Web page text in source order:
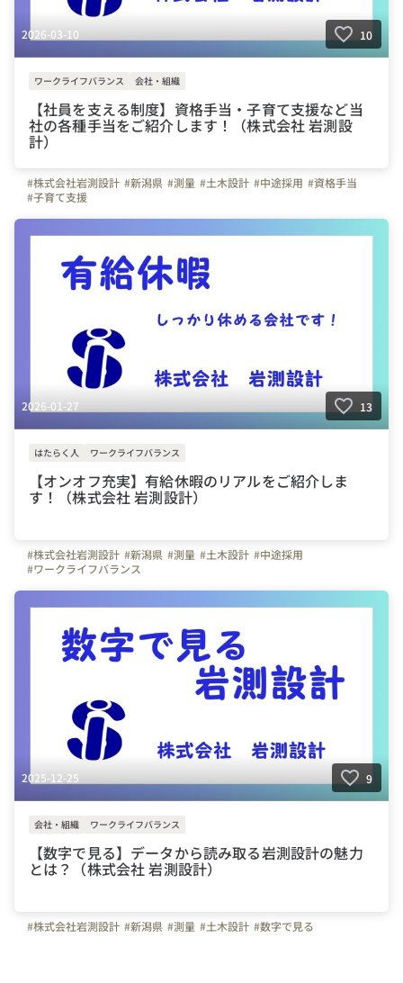
2026-03-10 10
ワークライフバランス 会社・組織
【社員を支える制度】資格手当・子育て支援など当
社の各種手当をご紹介します！（株式会社 岩測設
計）
#株式会社岩測設計 #新潟県 #測量 #土木設計 #中途採用 #資格手当
#子育て支援
2026-01-27 13
はたらく人 ワークライフバランス
【オンオフ充実】有給休暇のリアルをご紹介しま
す！（株式会社 岩測設計）
#株式会社岩測設計 #新潟県 #測量 #土木設計 #中途採用
#ワークライフバランス
2025-12-25 9
会社・組織 ワークライフバランス
【数字で見る】データから読み取る岩測設計の魅力
とは？（株式会社 岩測設計）
#株式会社岩測設計 #新潟県 #測量 #土木設計 #数字で見る